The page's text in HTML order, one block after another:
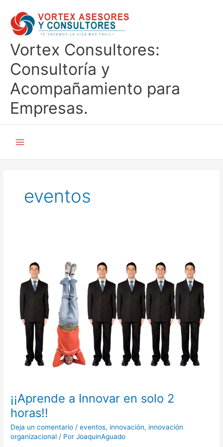
contenido
Vortex Consultores:
Consultoría y
Acompañamiento para
Empresas.
eventos
¡¡Aprende a Innovar en solo 2
horas!!
Deja un comentario /eventos, innovación, innovación
organizacional / PorJoaquinAguado
Innovar
solo